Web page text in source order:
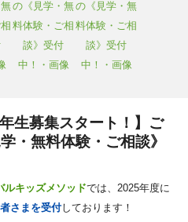
生募集スタート！】ご
・無料体験・ご相談》
ルキッズメソッドでは、2025年度に
さまを受付しております！